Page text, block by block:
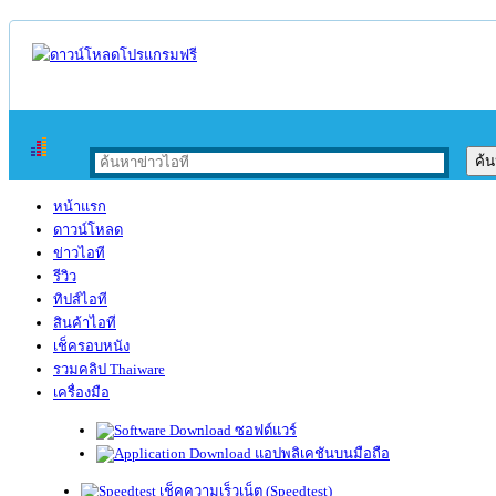
หน้าแรก
ดาวน์โหลด
ข่าวไอที
รีวิว
ทิปส์ไอที
สินค้าไอที
เช็ครอบหนัง
รวมคลิป Thaiware
เครื่องมือ
ซอฟต์แวร์
แอปพลิเคชันบนมือถือ
เช็คความเร็วเน็ต (Speedtest)